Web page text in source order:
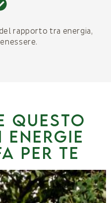
del rapporto tra energia,
QUESTO
per te